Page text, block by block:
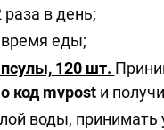
в день;
время еды;
120 шт.
код mvpostи
воды, принимать